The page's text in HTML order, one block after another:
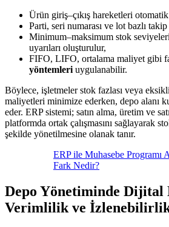
Ürün giriş–çıkış hareketleri
Parti, seri numarası ve lot bazlı
Minimum–maksimum stok
uyarıları oluşturulur,
FIFO, LIFO, ortalama maliyet gibi
yöntemleri uygulanabilir.
Böylece, işletmeler stok fazlası veya
maliyetleri minimize ederken, depo alanı
eder. ERP sistemi; satın alma, üretim ve
platformda ortak çalışmasını sağlayarak
şekilde yönetilmesine olanak tanır.
ERP ile Muhasebe Programı
Fark Nedir?
Depo Yönetiminde Dijital
Verimlilik ve